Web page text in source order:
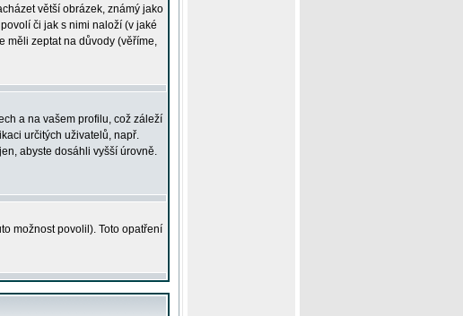
větší obrázek, známý jako
či jak s nimi naloží (v jaké
měli zeptat na důvody (věříme,
a na vašem profilu, což záleží
určitých uživatelů, např.
abyste dosáhli vyšší úrovně.
možnost povolil). Toto opatření